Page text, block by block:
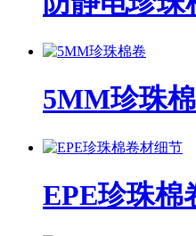
5MM珍珠
EPE珍珠棉